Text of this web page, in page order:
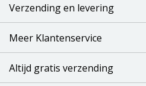
Verzending en levering
Meer Klantenservice
Altijd gratis verzending